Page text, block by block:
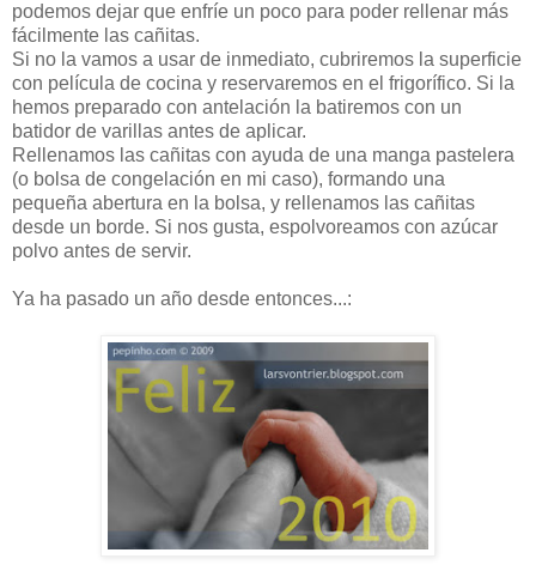
podemos dejar que enfríe un poco para poder rellenar más
fácilmente las cañitas.
Si no la vamos a usar de inmediato, cubriremos la superficie
con película de cocina y reservaremos en el frigorífico. Si la
hemos preparado con antelación la batiremos con un
batidor de varillas antes de aplicar.
Rellenamos las cañitas con ayuda de una manga pastelera
(o bolsa de congelación en mi caso), formando una
pequeña abertura en la bolsa, y rellenamos las cañitas
desde un borde. Si nos gusta, espolvoreamos con azúcar
polvo antes de servir.
Ya ha pasado un año desde entonces...: